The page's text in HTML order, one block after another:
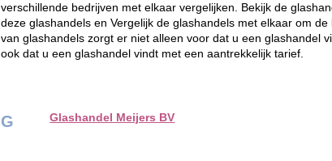
verschillende bedrijven met elkaar vergelijken. Bekijk de
deze glashandels en Vergelijk de glashandels met elkaar om
van glashandels zorgt er niet alleen voor dat u een glashandel
ook dat u een glashandel vindt met een aantrekkelijk tarief.
G Glashandel Meijers BV